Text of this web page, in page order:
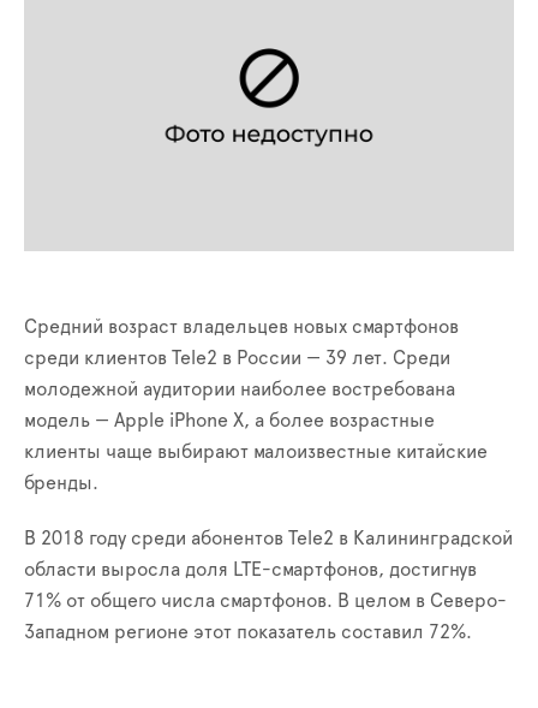
Средний возраст владельцев новых смартфонов
среди клиентов Tele2 в России — 39 лет. Среди
молодежной аудитории наиболее востребована
модель — Apple iPhone X, а более возрастные
клиенты чаще выбирают малоизвестные китайские
бренды.
В 2018 году среди абонентов Tele2 в Калининградской
области выросла доля LTE-смартфонов, достигнув
71% от общего числа смартфонов. В целом в Северо-
Западном регионе этот показатель составил 72%.